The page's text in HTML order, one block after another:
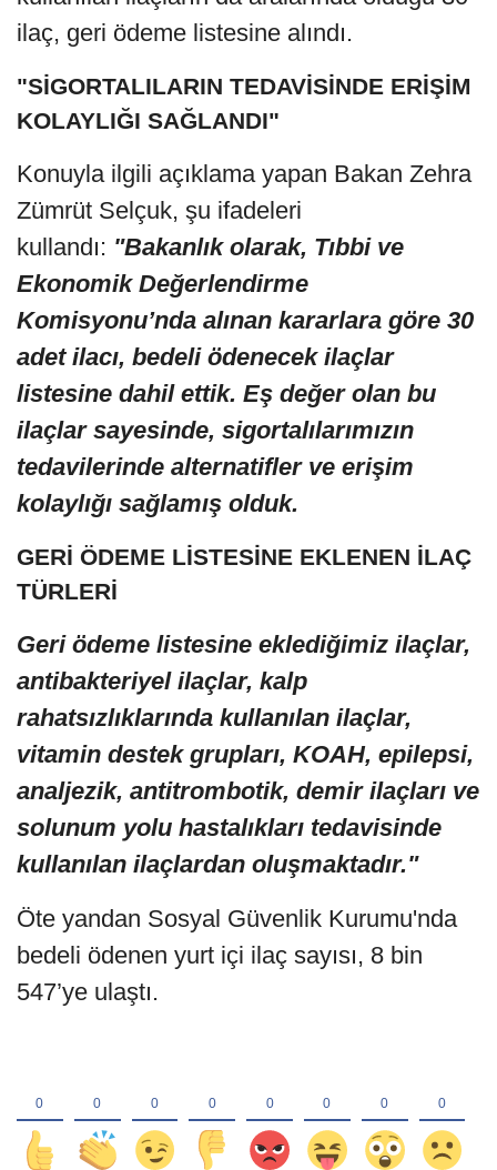
ilaç, geri ödeme listesine alındı.
"SİGORTALILARIN TEDAVİSİNDE ERİŞİM
KOLAYLIĞI SAĞLANDI"
Konuyla ilgili açıklama yapan Bakan Zehra
Zümrüt Selçuk, şu ifadeleri
kullandı: "Bakanlık olarak, Tıbbi ve
Ekonomik Değerlendirme
Komisyonu’nda alınan kararlara göre 30
adet ilacı, bedeli ödenecek ilaçlar
listesine dahil ettik. Eş değer olan bu
ilaçlar sayesinde, sigortalılarımızın
tedavilerinde alternatifler ve erişim
kolaylığı sağlamış olduk.
GERİ ÖDEME LİSTESİNE EKLENEN İLAÇ
TÜRLERİ
Geri ödeme listesine eklediğimiz ilaçlar,
antibakteriyel ilaçlar, kalp
rahatsızlıklarında kullanılan ilaçlar,
vitamin destek grupları, KOAH, epilepsi,
analjezik, antitrombotik, demir ilaçları ve
solunum yolu hastalıkları tedavisinde
kullanılan ilaçlardan oluşmaktadır."
Öte yandan Sosyal Güvenlik Kurumu'nda
bedeli ödenen yurt içi ilaç sayısı, 8 bin
547’ye ulaştı.